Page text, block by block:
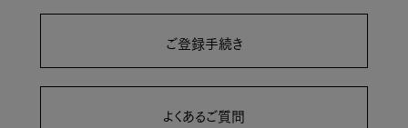
ご登録手続き
よくあるご質問